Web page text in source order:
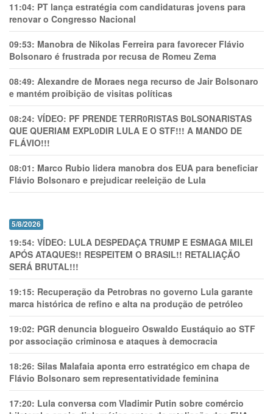
11:04: PT lança estratégia com candidaturas jovens para
renovar o Congresso Nacional
09:53: Manobra de Nikolas Ferreira para favorecer Flávio
Bolsonaro é frustrada por recusa de Romeu Zema
08:49: Alexandre de Moraes nega recurso de Jair Bolsonaro
e mantém proibição de visitas políticas
08:24: VÍDEO: PF PRENDE TERR0RlSTAS B0LSONARlSTAS
QUE QUERIAM EXPL0DlR LULA E O STF!!! A MANDO DE
FLÁVIO!!!
08:01: Marco Rubio lidera manobra dos EUA para beneficiar
Flávio Bolsonaro e prejudicar reeleição de Lula
5/8/2026
19:54: VÍDEO: LULA DESPEDAÇA TRUMP E ESMAGA MILEI
APÓS ATAQUES!! RESPEITEM O BRASIL!! RETALIAÇÃO
SERÁ BRUTAL!!!
19:15: Recuperação da Petrobras no governo Lula garante
marca histórica de refino e alta na produção de petróleo
19:02: PGR denuncia blogueiro Oswaldo Eustáquio ao STF
por associação criminosa e ataques à democracia
18:26: Silas Malafaia aponta erro estratégico em chapa de
Flávio Bolsonaro sem representatividade feminina
17:20: Lula conversa com Vladimir Putin sobre comércio